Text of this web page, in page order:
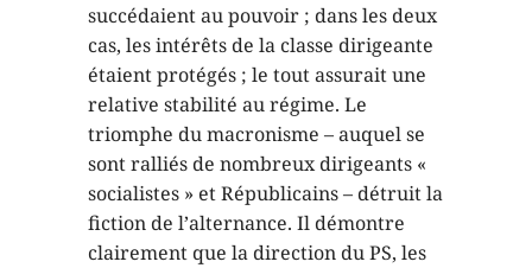
succédaient au pouvoir ; dans les deux
cas, les intérêts de la classe dirigeante
étaient protégés ; le tout assurait une
relative stabilité au régime. Le
triomphe du macronisme – auquel se
sont ralliés de nombreux dirigeants «
socialistes » et Républicains – détruit la
fiction de l’alternance. Il démontre
clairement que la direction du PS, les